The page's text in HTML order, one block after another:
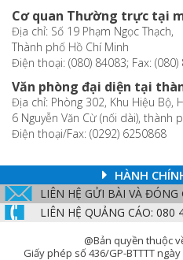
Cơ quan Thường trực tại
Địa chỉ: Số 19 Phạm Ngọc Thạch,
Thành phố Hồ Chí Minh
Điện thoại: (080) 84083; Fax: (080)
Văn phòng đại diện tại
Địa chỉ: Phòng 302, Khu Hiệu Bộ,
6 Nguyễn Văn Cừ (nối dài), thành
Điện thoại/Fax: (0292) 6250868
HÀNH
LIÊN HỆ GỬI BÀI VÀ ĐÓNG
LIÊN HỆ QUẢNG CÁO: 080
@Bản quyền thuộc
Giấy phép số 436/GP-BTTTT